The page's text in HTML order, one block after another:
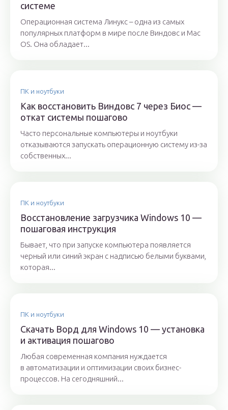
системе
Операционная система Линукс – одна из самых
популярных платформ в мире после Виндовс и Mac
OS. Она обладает...
ПК и ноутбуки
Как восстановить Виндовс 7 через Биос —
откат системы пошагово
Часто персональные компьютеры и ноутбуки
отказываются запускать операционную систему из-за
собственных...
ПК и ноутбуки
Восстановление загрузчика Windows 10 —
пошаговая инструкция
Бывает, что при запуске компьютера появляется
черный или синий экран с надписью белыми буквами,
которая...
ПК и ноутбуки
Скачать Ворд для Windows 10 — установка
и активация пошагово
Любая современная компания нуждается
в автоматизации и оптимизации своих бизнес-
процессов. На сегодняшний...